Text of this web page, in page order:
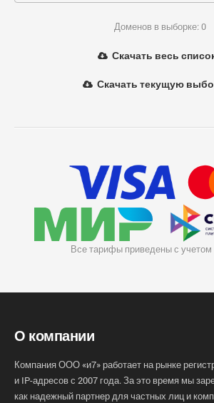
Доменов в выборке: 0
Скачать весь
Скачать текущую
Все тарифы приведены с
О компании
Компания ООО «и7» работает на рынке
и IP-адресов с 2007 года. За это время мы
как надежный партнер для частных лиц и